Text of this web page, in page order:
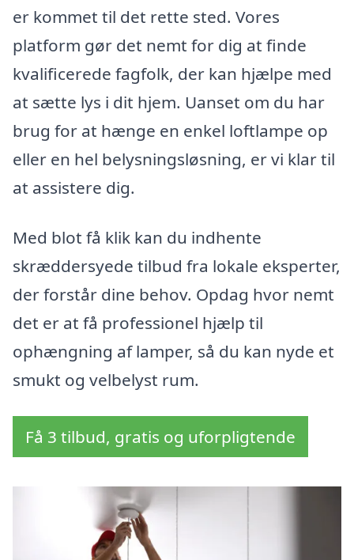
er kommet til det rette sted. Vores
platform gør det nemt for dig at finde
kvalificerede fagfolk, der kan hjælpe med
at sætte lys i dit hjem. Uanset om du har
brug for at hænge en enkel loftlampe op
eller en hel belysningsløsning, er vi klar til
at assistere dig.
Med blot få klik kan du indhente
skræddersyede tilbud fra lokale eksperter,
der forstår dine behov. Opdag hvor nemt
det er at få professionel hjælp til
ophængning af lamper, så du kan nyde et
smukt og velbelyst rum.
Få 3 tilbud, gratis og uforpligtende